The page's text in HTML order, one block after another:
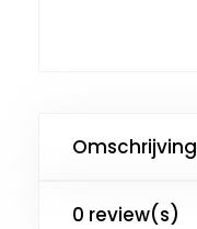
Omschrijving
0 review(s)